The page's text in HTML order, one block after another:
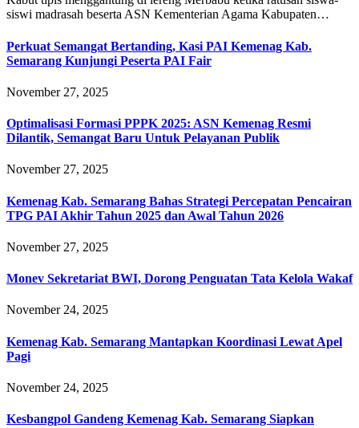
siswi madrasah beserta ASN Kementerian Agama Kabupaten…
Perkuat Semangat Bertanding, Kasi PAI Kemenag Kab.
Semarang Kunjungi Peserta PAI Fair
November 27, 2025
Optimalisasi Formasi PPPK 2025: ASN Kemenag Resmi
Dilantik, Semangat Baru Untuk Pelayanan Publik
November 27, 2025
Kemenag Kab. Semarang Bahas Strategi Percepatan Pencairan
TPG PAI Akhir Tahun 2025 dan Awal Tahun 2026
November 27, 2025
Monev Sekretariat BWI, Dorong Penguatan Tata Kelola Wakaf
November 24, 2025
Kemenag Kab. Semarang Mantapkan Koordinasi Lewat Apel
Pagi
November 24, 2025
Kesbangpol Gandeng Kemenag Kab. Semarang Siapkan